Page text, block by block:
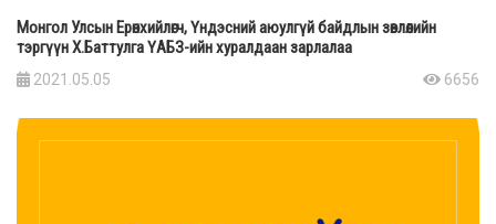
Монгол Улсын Ерөнхийлөгч, Үндэсний аюулгүй байдлын зөвлөлийн
тэргүүн Х.Баттулга ҮАБЗ-ийн хуралдаан зарлалаа
2021.05.05 6656